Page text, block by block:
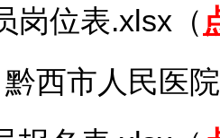
岗位表.xlsx（
市人民医院